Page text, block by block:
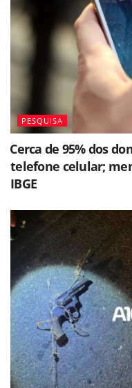
PESQUISA
⁠Cerca de 95% dos
telefone celular;
IBGE